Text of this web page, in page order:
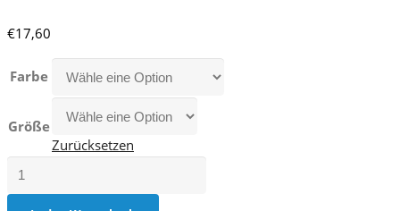
€17,60
Farbe
Größe
Zurücksetzen
Guard+
Menge